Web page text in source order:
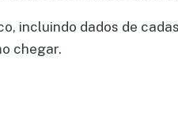
incluindo dados de
chegar.